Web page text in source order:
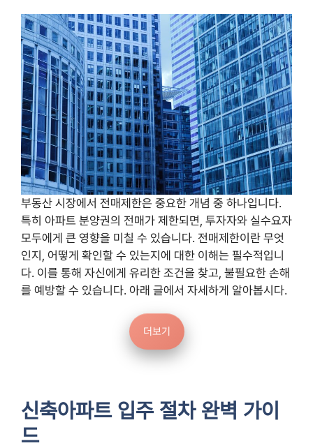
부동산 시장에서 전매제한은 중요한 개념 중 하나입니다.
특히 아파트 분양권의 전매가 제한되면, 투자자와 실수요자
모두에게 큰 영향을 미칠 수 있습니다. 전매제한이란 무엇
인지, 어떻게 확인할 수 있는지에 대한 이해는 필수적입니
다. 이를 통해 자신에게 유리한 조건을 찾고, 불필요한 손해
를 예방할 수 있습니다. 아래 글에서 자세하게 알아봅시다.
더보기
신축아파트 입주 절차 완벽 가이
드